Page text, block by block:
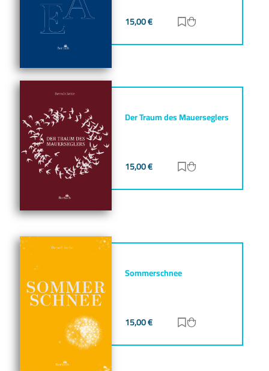
15,00€ Zur Merkliste
Der Traum des Mauerseglers
15,00€ Zur Merkliste
Sommerschnee
15,00€ Zur Merkliste